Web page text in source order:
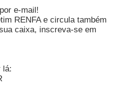
e-mail!
RENFA e circula também
caixa, inscreva-se em
lá: